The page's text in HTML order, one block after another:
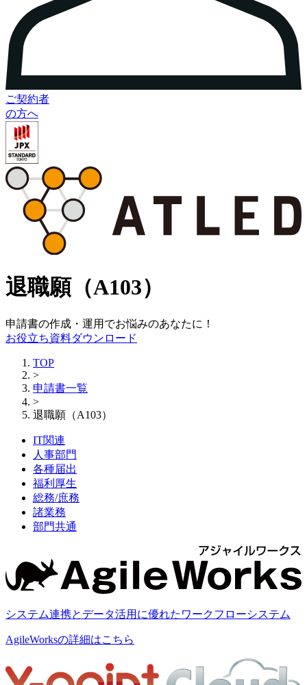
ご契約者
の方へ
退職願（A103）
申請書の作成・運用でお悩みのあなたに！
お役立ち資料ダウンロード
TOP
>
申請書一覧
>
退職願（A103）
IT関連
人事部門
各種届出
福利厚生
総務/庶務
諸業務
部門共通
システム連携とデータ活用に優れたワークフローシステム
AgileWorksの詳細はこちら